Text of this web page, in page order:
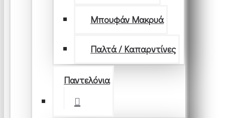
Μπουφάν Μακρυά
Παλτά / Καπαρντίνες
Παντελόνια